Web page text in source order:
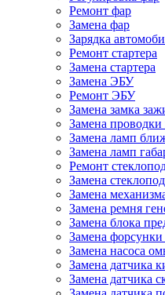
Ремонт фар
Замена фар
Зарядка
Ремонт стартера
Замена стартера
Замена ЭБУ
Ремонт ЭБУ
Замена замка
Замена проводки
Замена ламп
Замена ламп
Ремонт
Замена
Замена
Замена ремня
Замена блока
Замена
Замена насоса
Замена датчика
Замена датчика